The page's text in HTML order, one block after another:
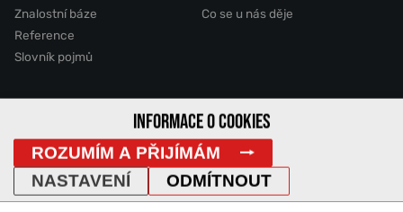
Znalostní báze
Reference
Slovník pojmů
Co se u nás děje
2011 - 2026 © Comerto, s.r.o.
Mapa stránek GDPR Cookies Vyhledávání
IP Adresa
INFORMACE O COOKIES
ROZUMÍM A PŘIJÍMÁM
ODMÍTNOUT
NASTAVENÍ